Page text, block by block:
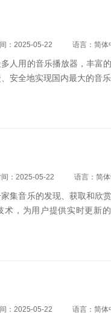
：2025-05-22 语言：简体
人用的音乐播放器，丰富
安全地实现国内最大的音
间：2025-05-22 语言：简
集音乐的发现、获取和欣
术，为用户提供实时更新
：2025-05-22 语言：简体